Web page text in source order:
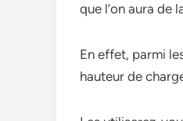
que l’on aura de
En effet, parmi
hauteur de